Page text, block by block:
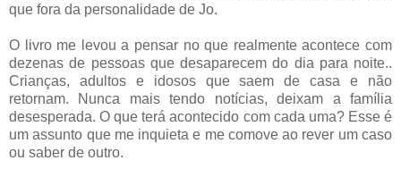
que fora da personalidade de Jo.
O livro me levou a pensar no que realmente acontece com
dezenas de pessoas que desaparecem do dia para noite..
Crianças, adultos e idosos que saem de casa e não
retornam. Nunca mais tendo notícias, deixam a família
desesperada. O que terá acontecido com cada uma? Esse é
um assunto que me inquieta e me comove ao rever um caso
ou saber de outro.